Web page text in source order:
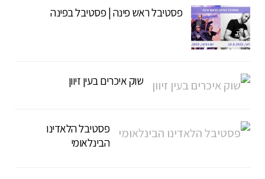
פסטיבל ראש פינה | פסטיבל בפינה
שוק איכרים בעין זיוון
פסטיבל הלאדינו
הבינלאומי